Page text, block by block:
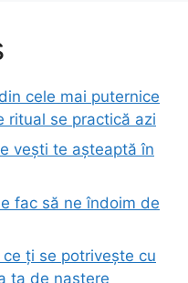
cele mai puternice
ritual se practică azi
vești te așteaptă în
fac să ne îndoim de
ce ți se potrivește cu
ta de naștere